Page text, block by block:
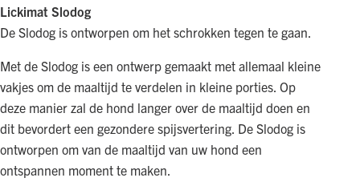
Lickimat Slodog
De Slodog is ontworpen om het schrokken tegen te gaan.
Met de Slodog is een ontwerp gemaakt met allemaal kleine
vakjes om de maaltijd te verdelen in kleine porties. Op
deze manier zal de hond langer over de maaltijd doen en
dit bevordert een gezondere spijsvertering. De Slodog is
ontworpen om van de maaltijd van uw hond een
ontspannen moment te maken.